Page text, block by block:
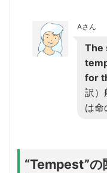
Aさん
The
for
訳）
は命
“Tempest”の